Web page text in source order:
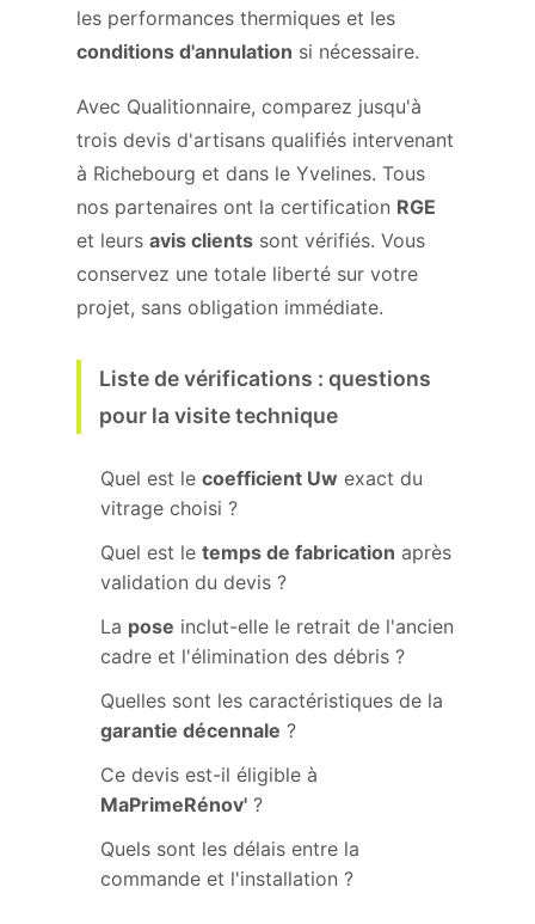
les performances thermiques et les
conditions d'annulation si nécessaire.
Avec Qualitionnaire, comparez jusqu'à
trois devis d'artisans qualifiés intervenant
à Richebourg et dans le Yvelines. Tous
nos partenaires ont la certification RGE
et leurs avis clients sont vérifiés. Vous
conservez une totale liberté sur votre
projet, sans obligation immédiate.
Liste de vérifications : questions
pour la visite technique
Quel est le coefficient Uw exact du
vitrage choisi ?
Quel est le temps de fabrication après
validation du devis ?
La pose inclut-elle le retrait de l'ancien
cadre et l'élimination des débris ?
Quelles sont les caractéristiques de la
garantie décennale ?
Ce devis est-il éligible à
MaPrimeRénov' ?
Quels sont les délais entre la
commande et l'installation ?